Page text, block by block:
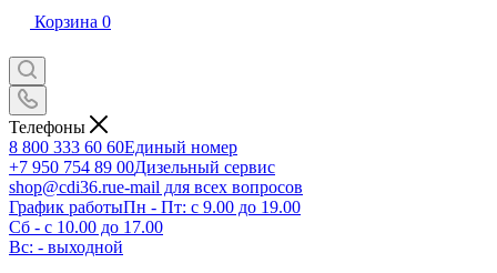
Корзина 0
Телефоны
8 800 333 60 60Единый номер
+7 950 754 89 00Дизельный сервис
shop@cdi36.rue-mail для всех вопросов
График работыПн - Пт: с 9.00 до 19.00
Сб - с 10.00 до 17.00
Вс: - выходной